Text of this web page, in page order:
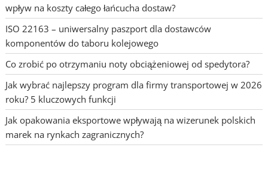
wpływ na koszty całego łańcucha dostaw?
ISO 22163 – uniwersalny paszport dla dostawców
komponentów do taboru kolejowego
Co zrobić po otrzymaniu noty obciążeniowej od spedytora?
Jak wybrać najlepszy program dla firmy transportowej w 2026
roku? 5 kluczowych funkcji
Jak opakowania eksportowe wpływają na wizerunek polskich
marek na rynkach zagranicznych?